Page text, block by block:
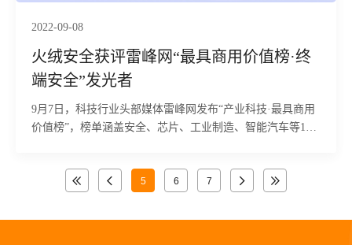
2022-09-08
火绒安全获评雷峰网“最具商用价值榜·终
端安全”发光者
9月7日，科技行业头部媒体雷峰网发布“产业科技·最具商用
价值榜”，榜单涵盖安全、芯片、工业制造、智能汽车等13
5 6 7